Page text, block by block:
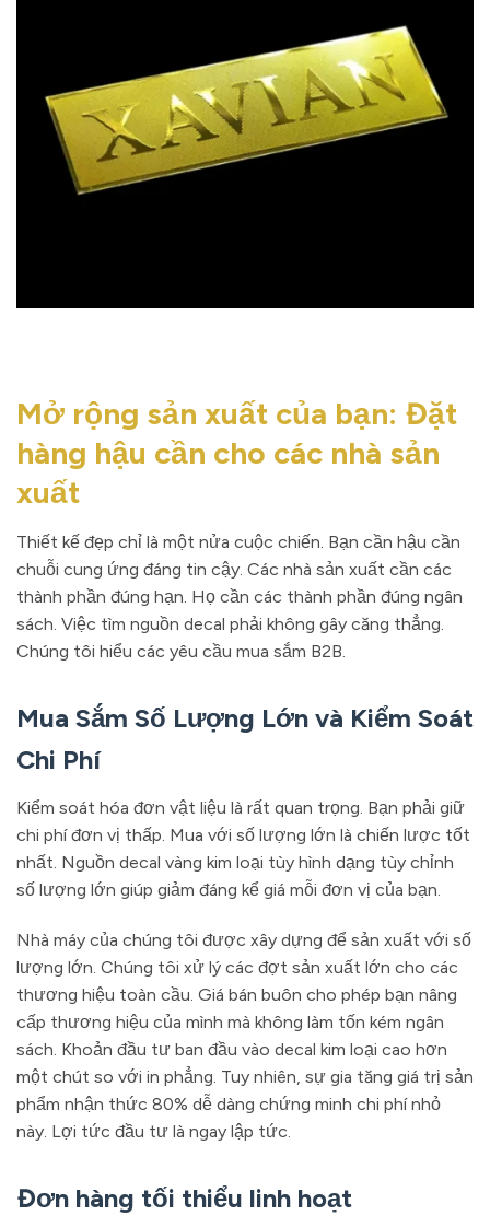
Mở rộng sản xuất của bạn: Đặt
hàng hậu cần cho các nhà sản
xuất
Thiết kế đẹp chỉ là một nửa cuộc chiến. Bạn cần hậu cần
chuỗi cung ứng đáng tin cậy. Các nhà sản xuất cần các
thành phần đúng hạn. Họ cần các thành phần đúng ngân
sách. Việc tìm nguồn decal phải không gây căng thẳng.
Chúng tôi hiểu các yêu cầu mua sắm B2B.
Mua Sắm Số Lượng Lớn và Kiểm Soát
Chi Phí
Kiểm soát hóa đơn vật liệu là rất quan trọng. Bạn phải giữ
chi phí đơn vị thấp. Mua với số lượng lớn là chiến lược tốt
nhất. Nguồn decal vàng kim loại tùy hình dạng tùy chỉnh
số lượng lớn giúp giảm đáng kể giá mỗi đơn vị của bạn.
Nhà máy của chúng tôi được xây dựng để sản xuất với số
lượng lớn. Chúng tôi xử lý các đợt sản xuất lớn cho các
thương hiệu toàn cầu. Giá bán buôn cho phép bạn nâng
cấp thương hiệu của mình mà không làm tốn kém ngân
sách. Khoản đầu tư ban đầu vào decal kim loại cao hơn
một chút so với in phẳng. Tuy nhiên, sự gia tăng giá trị sản
phẩm nhận thức 80% dễ dàng chứng minh chi phí nhỏ
này. Lợi tức đầu tư là ngay lập tức.
Đơn hàng tối thiểu linh hoạt